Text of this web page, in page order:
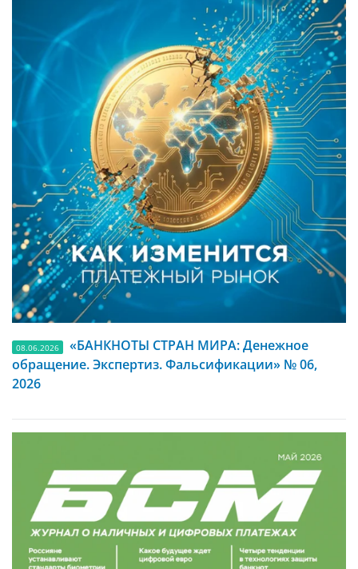
08.06.2026
«БАНКНОТЫ СТРАН МИРА: Денежное
обращение. Экспертиз. Фальсификации» № 06,
2026